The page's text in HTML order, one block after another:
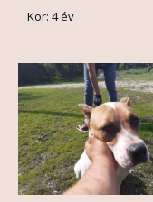
Kor: 4 év